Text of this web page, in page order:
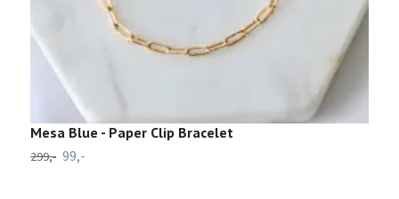
Mesa Blue - Paper Clip Bracelet
299,- 99,-